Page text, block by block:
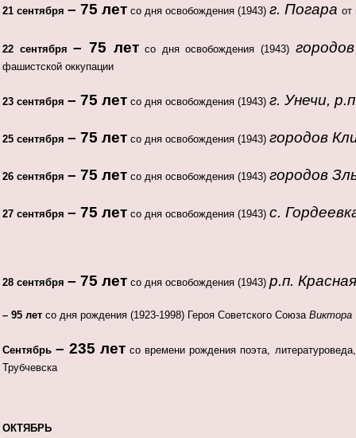
21 сентября – 75 лет со дня освобождения (1943) г. Погара от
22 сентября– 75 летсо дня освобождения (1943)
фашистской оккупации
23 сентября – 75 лет со дня освобождения (1943) г. Унечи,
25 сентября – 75 лет со дня освобождения (1943) городов
26 сентября – 75 лет со дня освобождения (1943) городов
27 сентября – 75 лет со дня освобождения (1943) с.
28 сентября – 75 лет со дня освобождения (1943) р.п.
– 95 лет со дня рождения (1923-1998) Героя Советского Союза Виктора
Сентябрь– 235 лет со времени рождения поэта,
Трубчевска
ОКТЯБРЬ